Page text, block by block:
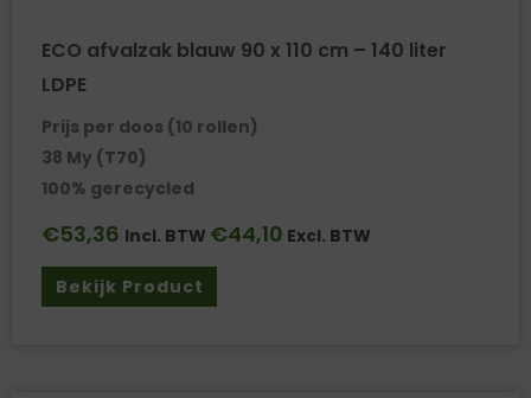
ECO afvalzak blauw 90 x 110 cm – 140 liter
LDPE
Prijs per doos (10 rollen)
38 My (T70)
100% gerecycled
€53,36 Incl. BTW €44,10 Excl. BTW
Bekijk Product